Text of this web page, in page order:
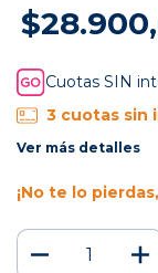
Cuotas SIN
3 cuotas sin
Ver más detalles
¡No te lo